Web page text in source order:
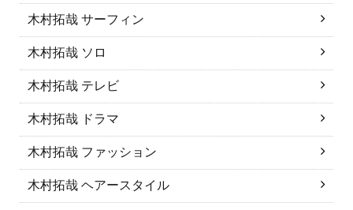
木村拓哉 サーフィン
木村拓哉 ソロ
木村拓哉 テレビ
木村拓哉 ドラマ
木村拓哉 ファッション
木村拓哉 ヘアースタイル